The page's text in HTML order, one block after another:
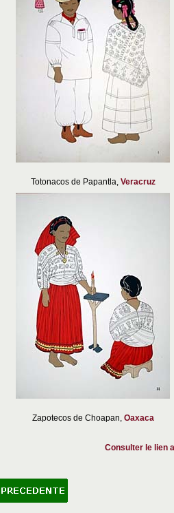
Totonacos de Papantla, Veracruz
Zapotecos de Choapan, Oaxaca
Consulter le lien